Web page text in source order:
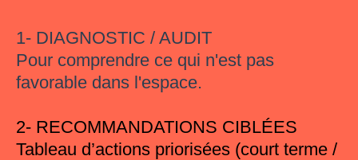
1- DIAGNOSTIC / AUDIT
Pour comprendre ce qui n'est pas
favorable dans l'espace.
2- RECOMMANDATIONS CIBLÉES
Tableau d’actions priorisées (court terme /